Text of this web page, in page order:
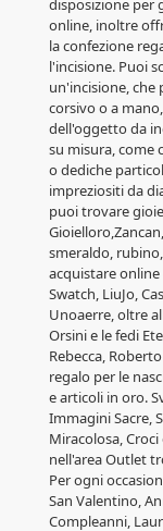
disposizione per
online, inoltre
la confezione
l'incisione. Puoi
un'incisione, che
corsivo o a
dell'oggetto da
su misura, come
o dediche
impreziositi da
puoi trovare
smeraldo,
acquistare
Swatch, LiuJo,
Unoaerre, oltre
Orsini e le fedi
Rebecca,
regalo per le
e articoli in oro.
Immagini Sacre,
Miracolosa,
nell'area Outlet
Per ogni
San Valentino,
Compleanni,